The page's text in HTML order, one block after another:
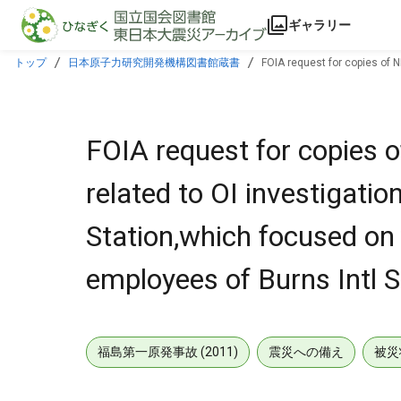
本文に飛ぶ
ギャラリー
トップ 日本原子力研究開発機構図書館蔵書
FOIA request for copies of
FOIA request for copies
related to OI
Station,which focused
employees of Burns Intl
福島第一原発事故 (2011) 震災への備え 被災